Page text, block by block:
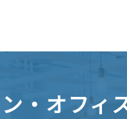
・オフィ